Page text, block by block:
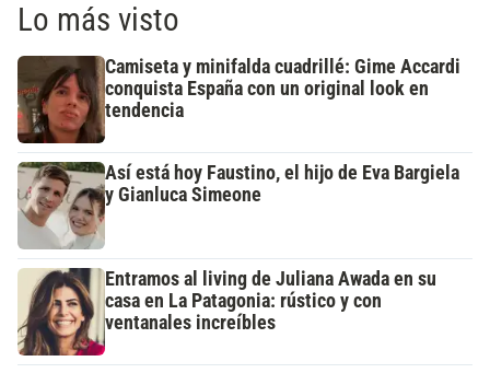
Lo más visto
Camiseta y minifalda cuadrillé: Gime Accardi
conquista España con un original look en
tendencia
Así está hoy Faustino, el hijo de Eva Bargiela
y Gianluca Simeone
Entramos al living de Juliana Awada en su
casa en La Patagonia: rústico y con
ventanales increíbles